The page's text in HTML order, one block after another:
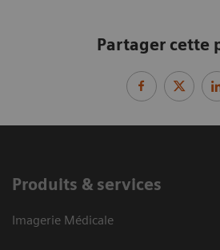
Partager cette
Produits & services
Imagerie Médicale